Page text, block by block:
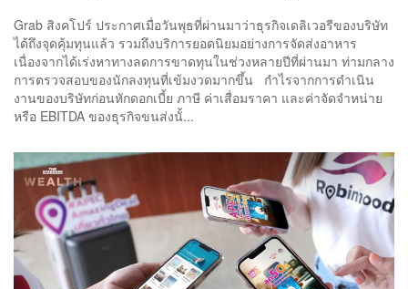
Grab สิงคโปร์ ประกาศเมื่อวันพุธที่ผ่านมาว่าธุรกิจเดลิเวอรีของบริษัท
ได้ถึงจุดคุ้มทุนแล้ว รวมถึงบริการยอดนิยมอย่างการจัดส่งอาหาร
เนื่องจากได้เร่งหาทางลดการขาดทุนในช่วงหลายปีที่ผ่านมา ท่ามกลาง
การตรวจสอบของนักลงทุนที่เข้มงวดมากขึ้น กำไรจากการดำเนิน
งานของบริษัทก่อนหักดอกเบี้ย ภาษี ค่าเสื่อมราคา และค่าจัดจำหน่าย
หรือ EBITDA ของธุรกิจขนส่งนั้...